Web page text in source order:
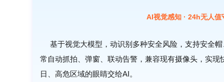
AI视觉感知 · 24h无人值
基于视觉大模型，动识别多种安全风险，支持安全
常自动抓拍、弹窗、联动告警，兼容现有摄像头，实
日、高危区域的眼睛交给AI。